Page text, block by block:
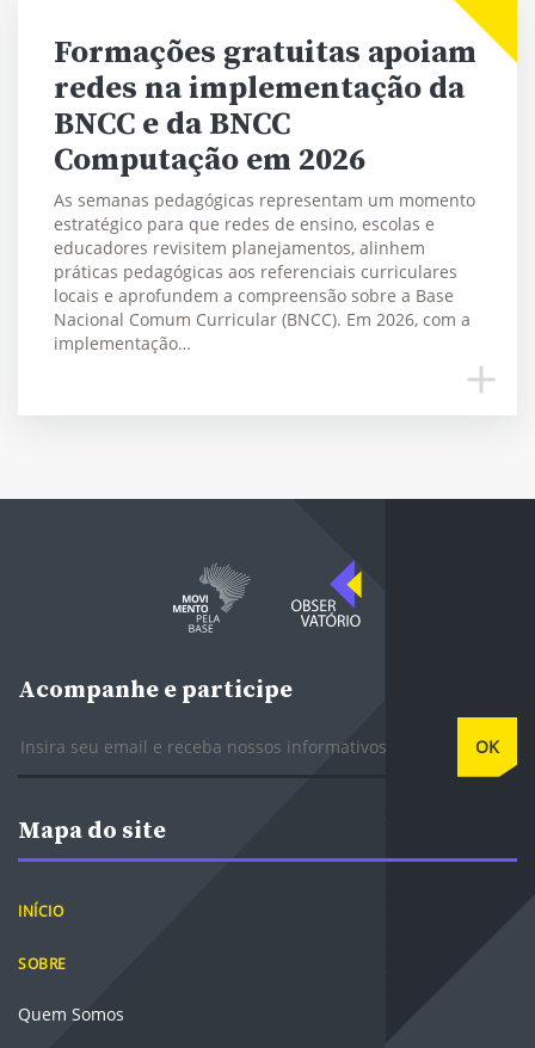
Formações gratuitas apoiam
redes na implementação da
BNCC e da BNCC
Computação em 2026
As semanas pedagógicas representam um momento
estratégico para que redes de ensino, escolas e
educadores revisitem planejamentos, alinhem
práticas pedagógicas aos referenciais curriculares
locais e aprofundem a compreensão sobre a Base
Nacional Comum Curricular (BNCC). Em 2026, com a
implementação…
Acompanhe e participe
OK
Mapa do site
INÍCIO
SOBRE
Quem Somos